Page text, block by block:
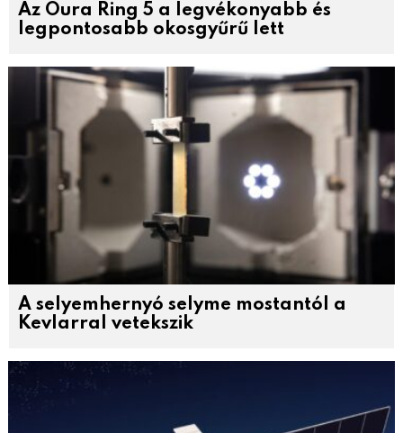
Az Oura Ring 5 a legvékonyabb és
legpontosabb okosgyűrű lett
A selyemhernyó selyme mostantól a
Kevlarral vetekszik